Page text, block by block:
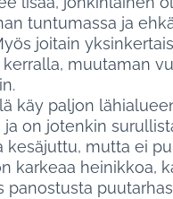
tuntumassa ja
joitain
muutaman
käy paljon
ja on jotenkin
kesäjuttu, mutta ei
karkeaa heinikkoa,
panostusta